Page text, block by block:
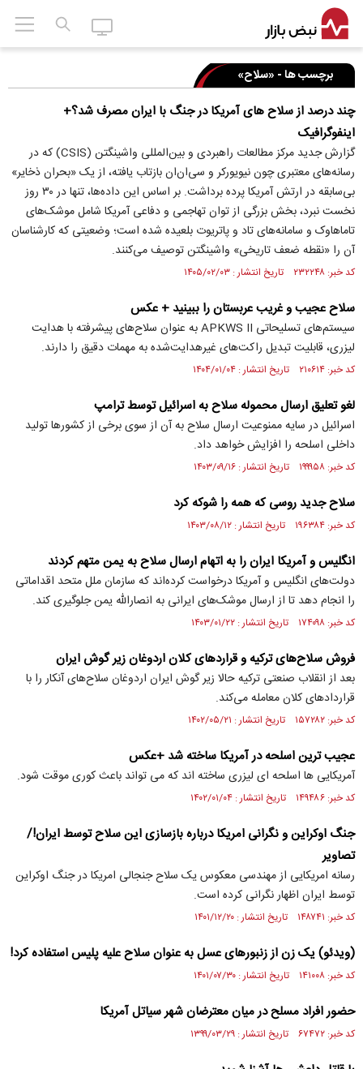
برچسب ها - «سلاح»
چند درصد از سلاح های آمریکا در جنگ با ایران مصرف شد؟+
اینفوگرافیک
گزارش جدید مرکز مطالعات راهبردی و بین‌المللی واشینگتن (CSIS) که در
رسانه‌های معتبری چون نیویورکر و سی‌ان‌ان بازتاب یافته، از یک «بحران ذخایر»
بی‌سابقه در ارتش آمریکا پرده برداشت. بر اساس این داده‌ها، تنها در ۳۰ روز
نخست نبرد، بخش بزرگی از توان تهاجمی و دفاعی آمریکا شامل موشک‌های
تاماهاوک و سامانه‌های تاد و پاتریوت بلعیده شده است؛ وضعیتی که کارشناسان
آن را «نقطه ضعف تاریخی» واشینگتن توصیف می‌کنند.
کد خبر: ۲۳۲۲۴۸ تاریخ انتشار : ۱۴۰۵/۰۲/۰۳
سلاح عجیب و غریب عربستان را ببینید + عکس
سیستم‌های تسلیحاتی APKWS II به عنوان سلاح‌های پیشرفته با هدایت
لیزری، قابلیت تبدیل راکت‌های غیرهدایت‌شده به مهمات دقیق را دارند.
کد خبر: ۲۱۰۶۱۴ تاریخ انتشار : ۱۴۰۴/۰۱/۰۴
لغو تعلیق ارسال محموله سلاح به اسرائیل توسط ترامپ
اسرائیل در سایه ممنوعیت ارسال سلاح به آن از سوی برخی از کشور‌ها تولید
داخلی اسلحه را افزایش خواهد داد.
کد خبر: ۱۹۹۹۵۸ تاریخ انتشار : ۱۴۰۳/۰۹/۱۶
سلاح جدید روسی که همه را شوکه کرد
کد خبر: ۱۹۶۳۸۴ تاریخ انتشار : ۱۴۰۳/۰۸/۱۲
انگلیس و آمریکا ایران را به اتهام ارسال سلاح به یمن متهم کردند
دولت‌های انگلیس و آمریکا درخواست کرده‌اند که سازمان ملل متحد اقداماتی
را انجام دهد تا از ارسال موشک‌های ایرانی به انصارالله یمن جلوگیری کند.
کد خبر: ۱۷۴۰۹۸ تاریخ انتشار : ۱۴۰۳/۰۱/۲۲
فروش سلاح‌های ترکیه و قراردهای کلان اردوغان زیر گوش ایران
بعد از انقلاب صنعتی ترکیه حالا زیر گوش ایران اردوغان سلاح‌های آنکار را با
قرارداد‌های کلان معامله می‌کند.
کد خبر: ۱۵۷۲۸۲ تاریخ انتشار : ۱۴۰۲/۰۵/۲۱
عجیب ترین اسلحه در آمریکا ساخته شد +عکس
آمریکایی ها اسلحه ای لیزری ساخته اند که می تواند باعث کوری موقت شود.
کد خبر: ۱۴۹۴۸۶ تاریخ انتشار : ۱۴۰۲/۰۱/۰۴
جنگ اوکراین و نگرانی امریکا درباره بازسازی این سلاح توسط ایران!/
تصاویر
رسانه امریکایی از مهندسی معکوس یک سلاح جنجالی امریکا در جنگ اوکراین
توسط ایران اظهار نگرانی کرده است.
کد خبر: ۱۴۸۷۴۱ تاریخ انتشار : ۱۴۰۱/۱۲/۲۰
(ویدئو) یک زن از زنبور‌های عسل به عنوان سلاح علیه پلیس استفاده کرد!
کد خبر: ۱۴۱۰۰۸ تاریخ انتشار : ۱۴۰۱/۰۷/۳۰
حضور افراد مسلح در میان معترضان شهر سیاتل آمریکا
کد خبر: ۶۷۴۷۲ تاریخ انتشار : ۱۳۹۹/۰۳/۲۹